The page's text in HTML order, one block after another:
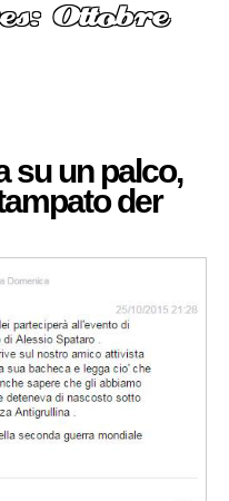
Ottobre
su un palco,
der